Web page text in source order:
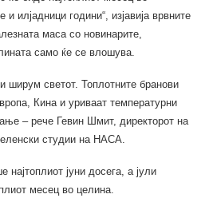
илјадници години“, изјавија врвните
маса со новинарите,
само ќе се влошува.
ширум светот. Топлотните бранови
Кина и уриваат температурни
– рече Гевин Шмит, директорот на
студии на НАСА.
најтоплиот јуни досега, а јули
месец во целина.